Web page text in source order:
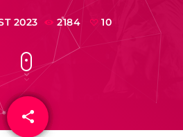
2023 2184 10
share
email